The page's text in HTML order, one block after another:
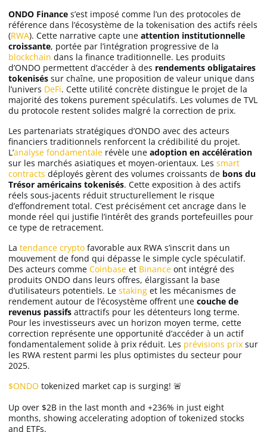
ONDO Finance s’est imposé comme l’un des protocoles de
référence dans l’écosystème de la tokenisation des actifs réels
(RWA). Cette narrative capte une attention institutionnelle
croissante, portée par l’intégration progressive de la
blockchain dans la finance traditionnelle. Les produits
d’ONDO permettent d’accéder à des rendements obligataires
tokenisés sur chaîne, une proposition de valeur unique dans
l’univers DeFi. Cette utilité concrète distingue le projet de la
majorité des tokens purement spéculatifs. Les volumes de TVL
du protocole restent solides malgré la correction de prix.
Les partenariats stratégiques d’ONDO avec des acteurs
financiers traditionnels renforcent la crédibilité du projet.
L’analyse fondamentale révèle une adoption en accélération
sur les marchés asiatiques et moyen-orientaux. Les smart
contracts déployés gèrent des volumes croissants de bons du
Trésor américains tokenisés. Cette exposition à des actifs
réels sous-jacents réduit structurellement le risque
d’effondrement total. C’est précisément cet ancrage dans le
monde réel qui justifie l’intérêt des grands portefeuilles pour
ce type de retracement.
La tendance crypto favorable aux RWA s’inscrit dans un
mouvement de fond qui dépasse le simple cycle spéculatif.
Des acteurs comme Coinbase et Binance ont intégré des
produits ONDO dans leurs offres, élargissant la base
d’utilisateurs potentiels. Le staking et les mécanismes de
rendement autour de l’écosystème offrent une couche de
revenus passifs attractifs pour les détenteurs long terme.
Pour les investisseurs avec un horizon moyen terme, cette
correction représente une opportunité d’accéder à un actif
fondamentalement solide à prix réduit. Les prévisions prix sur
les RWA restent parmi les plus optimistes du secteur pour
2025.
$ONDO tokenized market cap is surging! 🚨
Up over $2B in the last month and +236% in just eight
months, showing accelerating adoption of tokenized stocks
and ETFs.